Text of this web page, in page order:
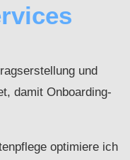
und
damit Onboarding-
optimiere ich